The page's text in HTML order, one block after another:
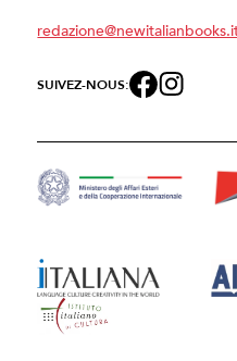
SUIVEZ-NOUS: